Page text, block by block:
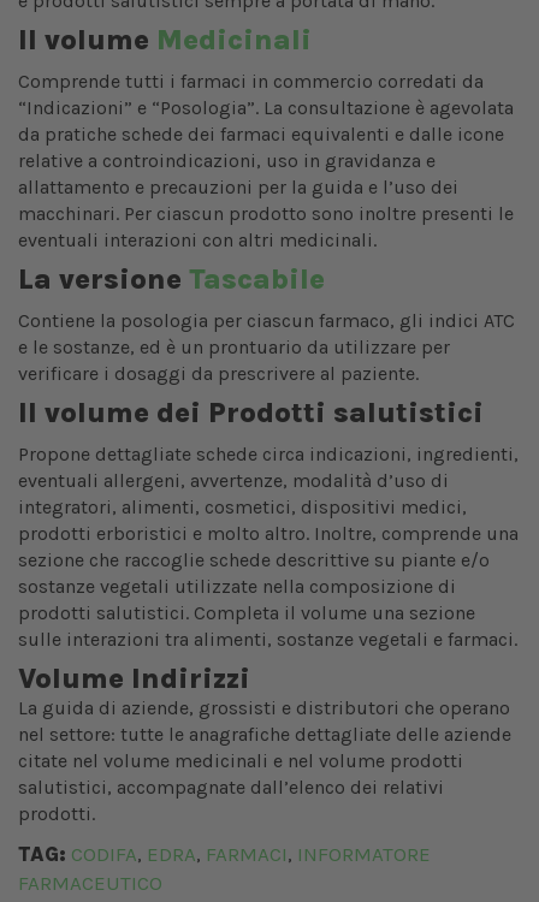
Il volume Medicinali
Comprende tutti i farmaci in commercio corredati da
“Indicazioni” e “Posologia”. La consultazione è agevolata
da pratiche schede dei farmaci equivalenti e dalle icone
relative a controindicazioni, uso in gravidanza e
allattamento e precauzioni per la guida e l’uso dei
macchinari. Per ciascun prodotto sono inoltre presenti le
eventuali interazioni con altri medicinali.
La versione Tascabile
Contiene la posologia per ciascun farmaco, gli indici ATC
e le sostanze, ed è un prontuario da utilizzare per
verificare i dosaggi da prescrivere al paziente.
Il volume dei Prodotti salutistici
Propone dettagliate schede circa indicazioni, ingredienti,
eventuali allergeni, avvertenze, modalità d’uso di
integratori, alimenti, cosmetici, dispositivi medici,
prodotti erboristici e molto altro. Inoltre, comprende una
sezione che raccoglie schede descrittive su piante e/o
sostanze vegetali utilizzate nella composizione di
prodotti salutistici. Completa il volume una sezione
sulle interazioni tra alimenti, sostanze vegetali e farmaci.
Volume Indirizzi
La guida di aziende, grossisti e distributori che operano
nel settore: tutte le anagrafiche dettagliate delle aziende
citate nel volume medicinali e nel volume prodotti
salutistici, accompagnate dall’elenco dei relativi
prodotti.
TAG: CODIFA, EDRA, FARMACI, INFORMATORE
FARMACEUTICO